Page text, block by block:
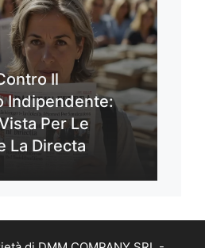
Il
Indipendente:
Per Le
La Directa